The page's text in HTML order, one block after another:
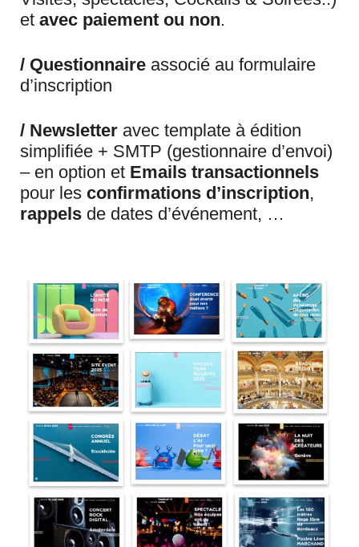
et avec paiement ou non.
/ Questionnaire associé au formulaire
d’inscription
/ Newsletter avec template à édition
simplifiée + SMTP (gestionnaire d’envoi)
– en option et Emails transactionnels
pour les confirmations d’inscription,
rappels de dates d’événement, …